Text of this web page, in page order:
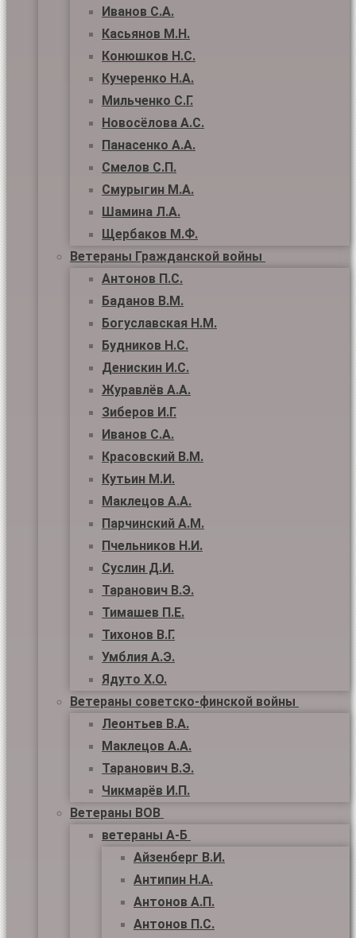
Иванов С.А.
Касьянов М.Н.
Конюшков Н.С.
Кучеренко Н.А.
Мильченко С.Г.
Новосёлова А.С.
Панасенко А.А.
Смелов С.П.
Смурыгин М.А.
Шамина Л.А.
Щербаков М.Ф.
Ветераны Гражданской войны
Антонов П.С.
Баданов В.М.
Богуславская Н.М.
Будников Н.С.
Денискин И.С.
Журавлёв А.А.
Зиберов И.Г.
Иванов С.А.
Красовский В.М.
Кутьин М.И.
Маклецов А.А.
Парчинский А.М.
Пчельников Н.И.
Суслин Д.И.
Таранович В.Э.
Тимашев П.Е.
Тихонов В.Г.
Умблия А.Э.
Ядуто Х.О.
Ветераны советско-финской войны
Леонтьев В.А.
Маклецов А.А.
Таранович В.Э.
Чикмарёв И.П.
Ветераны ВОВ
ветераны А-Б
Айзенберг В.И.
Антипин Н.А.
Антонов А.П.
Антонов П.С.